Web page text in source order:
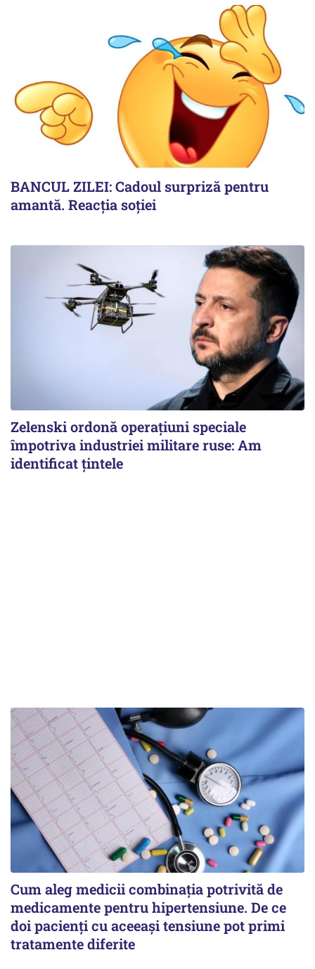
BANCUL ZILEI: Cadoul surpriză pentru
amantă. Reacția soției
Zelenski ordonă operațiuni speciale
împotriva industriei militare ruse: Am
identificat țintele
Cum aleg medicii combinația potrivită de
medicamente pentru hipertensiune. De ce
doi pacienți cu aceeași tensiune pot primi
tratamente diferite